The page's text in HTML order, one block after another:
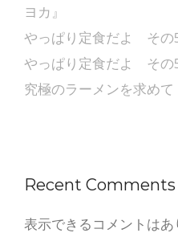
ヨカ』
やっぱり定食だよ その
やっぱり定食だよ その
究極のラーメンを求め
Recent Comments
表示できるコメントはあ